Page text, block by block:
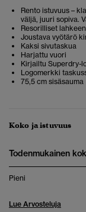
Rento istuvuus –
väljä, juuri sopiva.
Resorilliset
Joustava vyötärö
Kaksi sivutaskua
Harjattu vuori
Kirjailtu Superdry-
Logomerkki
75,5 cm sisäsauma
Koko ja istuvuus
Todenmukainen
Pieni
Lue Arvosteluja